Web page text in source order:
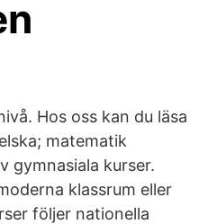
Hos oss kan du läsa
matematik
gymnasiala kurser.
klassrum eller
följer nationella